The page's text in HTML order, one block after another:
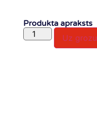
Produkta apraksts
Uz grozu